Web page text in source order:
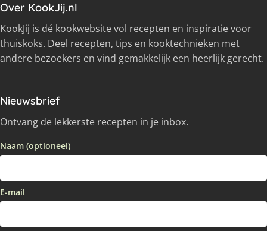
Over KookJij.nl
KookJij is dé kookwebsite vol recepten en inspiratie voor
thuiskoks. Deel recepten, tips en kooktechnieken met
andere bezoekers en vind gemakkelijk een heerlijk gerecht.
Nieuwsbrief
Ontvang de lekkerste recepten in je inbox.
Naam (optioneel)
E-mail